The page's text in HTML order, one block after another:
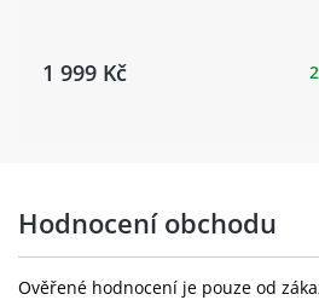
1 999 Kč
Hodnocení obchodu
Ověřené hodnocení je pouze od